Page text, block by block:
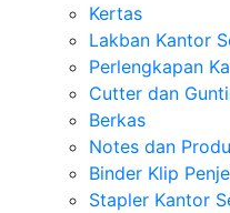
Kertas
Lakban Kantor
Perlengkapan
Cutter dan
Berkas
Notes dan
Binder Klip
Stapler Kantor